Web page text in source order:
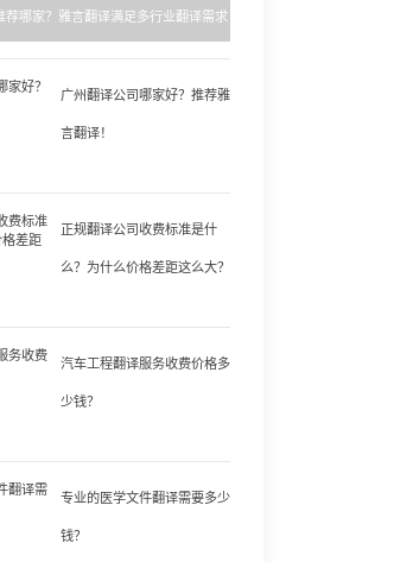
荐哪家？雅言翻译满足多行业翻译需求
广州翻译公司哪家好？推荐雅
言翻译！
正规翻译公司收费标准是什
么？为什么价格差距这么大？
汽车工程翻译服务收费价格多
少钱？
专业的医学文件翻译需要多少
钱？